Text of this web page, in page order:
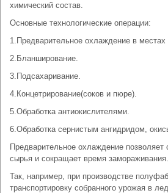
химический состав.
Основные технологические операции:
1.Предварительное охлаждение в
2.Бланширование.
3.Подсахаривание.
4.Концетрирование(соков и пюре).
5.Обработка антиокислителями.
6.Обработка сернистым ангидридом,
Предварительное охлаждение позволяет
сырья и сокращает время замораживания.
Так, например, при производстве
транспортировку собранного урожая в